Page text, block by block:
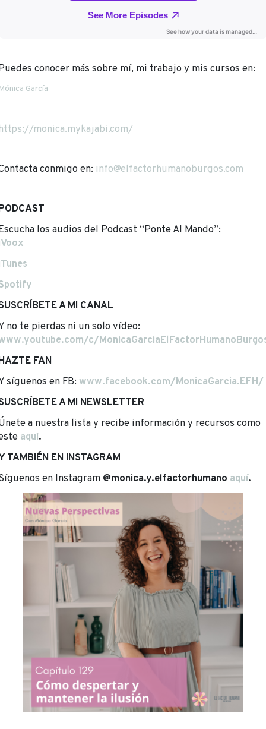
conocer más sobre mí, mi trabajo y mis cursos en:
García
monica.mykajabi.com/
conmigo en: info@elfactorhumanoburgos.com
los audios del Podcast “Ponte Al Mando”:
A MI CANAL
no te pierdas ni un solo vídeo:
c/
FAN
síguenos en FB: www.facebook.com/MonicaGarcia.EFH/
A MI NEWSLETTER
a nuestra lista y recibe información y recursos como
aquí.
TAMBIÉN EN INSTAGRAM
en Instagram @monica.y.elfactorhumano aquí.